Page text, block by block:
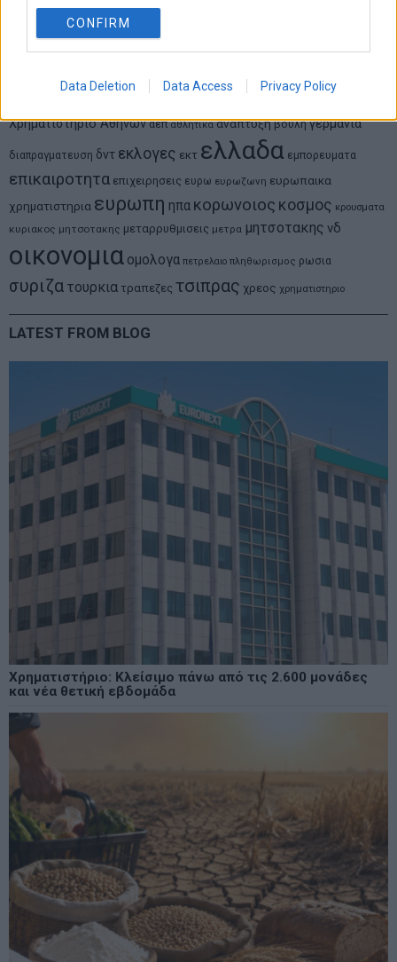
CONFIRM
Data Deletion Data Access Privacy Policy
Χρηματιστηριο Αθηνων αεπ αθλητικα αναπτυξη βουλη γερμανια
διαπραγματευση δντ εκλογες εκτ ελλαδα εμπορευματα
επικαιροτητα επιχειρησεις ευρω ευρωζωνη ευρωπαικα
χρηματιστηρια ευρωπη ηπα κορωνοιος κοσμος κρουσματα
κυριακος μητσοτακης μεταρρυθμισεις μετρα μητσοτακης νδ
οικονομια ομολογα πετρελαιο πληθωρισμος ρωσια
συριζα τουρκια τραπεζες τσιπρας χρεος χρηματιστηριο
LATEST FROM BLOG
Χρηματιστήριο: Κλείσιμο πάνω από τις 2.600 μονάδες
και νέα θετική εβδομάδα